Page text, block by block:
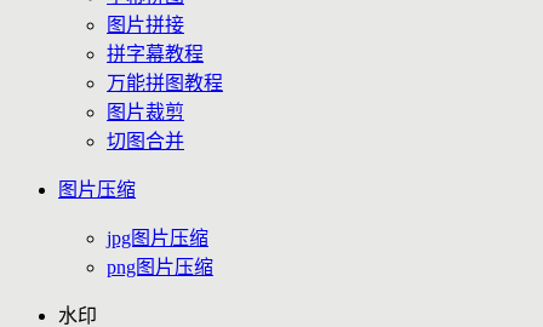
图片拼接
拼字幕教程
万能拼图教程
图片裁剪
切图合并
图片压缩
jpg图片压缩
png图片压缩
水印